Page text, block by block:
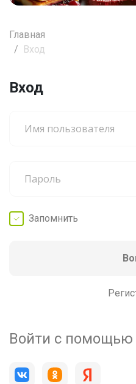
Главная
Вход
Вход
Запомнить
Войти с помощью